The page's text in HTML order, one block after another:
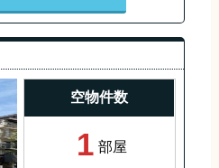
空物件数
1 部屋